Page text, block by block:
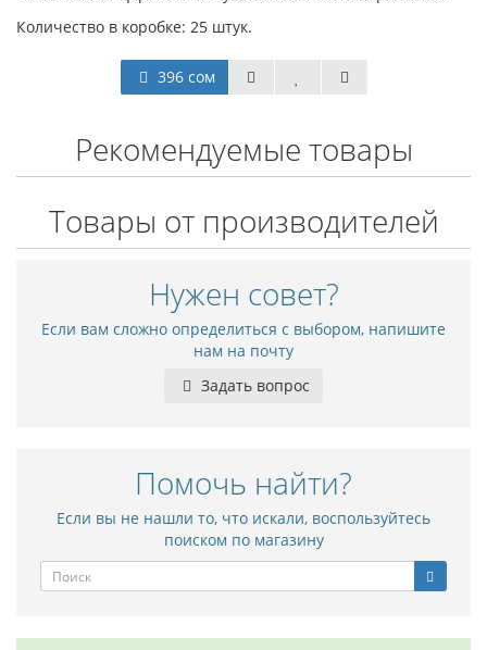
Количество в коробке: 25 штук.
396 сом
Рекомендуемые товары
Товары от производителей
Нужен совет?
Если вам сложно определиться с выбором, напишите
нам на почту
Задать вопрос
Помочь найти?
Если вы не нашли то, что искали, воспользуйтесь
поиском по магазину